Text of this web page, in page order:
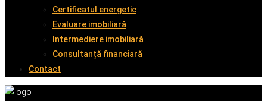
Certificatul energetic
Evaluare imobiliară
Intermediere imobiliară
Consultanță financiară
Contact